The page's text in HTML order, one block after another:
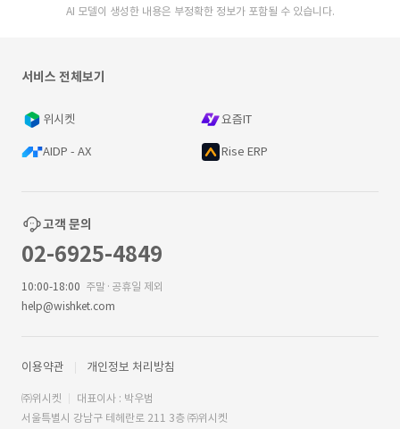
AI 모델이 생성한 내용은 부정확한 정보가 포함될 수 있습니다.
서비스 전체보기
위시켓 요즘IT
AIDP - AX Rise ERP
고객 문의
02-6925-4849
10:00-18:00 주말·공휴일 제외
help@wishket.com
이용약관 개인정보 처리방침
㈜위시켓
대표이사 : 박우범
서울특별시 강남구 테헤란로 211 3층 ㈜위시켓